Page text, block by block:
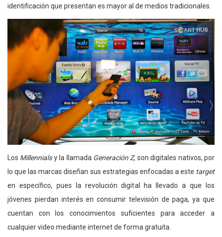
identificación que presentan es mayor al de medios tradicionales.
Los Millennialsy la llamada Generación Z, son digitales nativos, por
lo que las marcas diseñan sus estrategias enfocadas a este target
en específico, pues la revolución digital ha llevado a que los
jóvenes pierdan interés en consumir televisión de paga, ya que
cuentan con los conocimientos suficientes para acceder a
cualquier video mediante internet de forma gratuita.